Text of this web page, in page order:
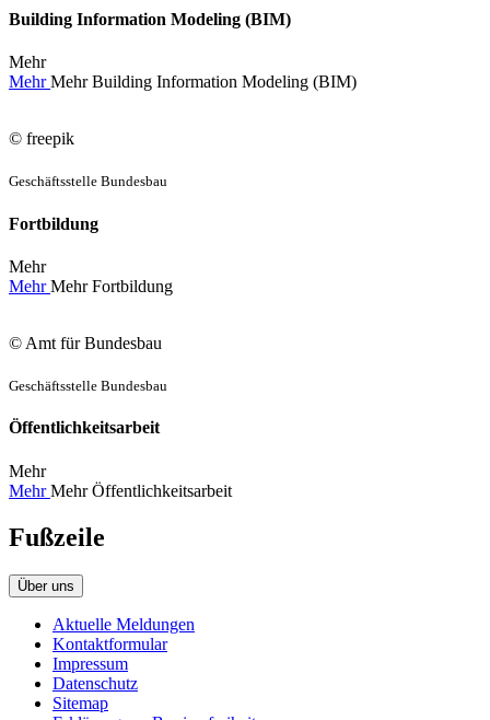
Building Information Modeling (BIM)
Mehr
MehrMehrBuilding Information Modeling (BIM)
© freepik
Geschäftsstelle Bundesbau
Fortbildung
Mehr
MehrMehrFortbildung
© Amt für Bundesbau
Geschäftsstelle Bundesbau
Öffentlichkeitsarbeit
Mehr
MehrMehrÖffentlichkeitsarbeit
Fußzeile
Über uns
Aktuelle Meldungen
Kontaktformular
Impressum
Datenschutz
Sitemap